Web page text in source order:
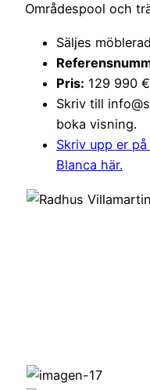
Områdespool och
Säljes
Pris: 129 990
Skriv till
boka visning.
Skriv upp er
Blanca här.